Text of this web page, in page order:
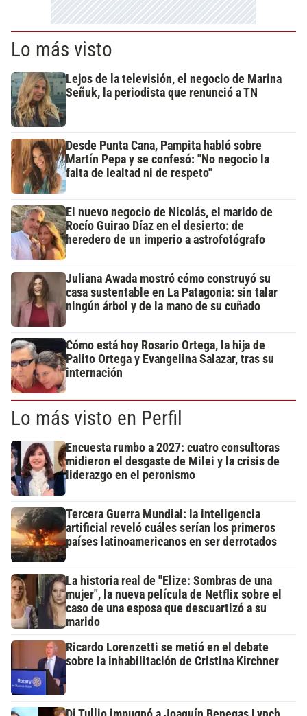
Lo más visto
Lejos de la televisión, el negocio de Marina
Señuk, la periodista que renunció a TN
Desde Punta Cana, Pampita habló sobre
Martín Pepa y se confesó: "No negocio la
falta de lealtad ni de respeto"
El nuevo negocio de Nicolás, el marido de
Rocío Guirao Díaz en el desierto: de
heredero de un imperio a astrofotógrafo
Juliana Awada mostró cómo construyó su
casa sustentable en La Patagonia: sin talar
ningún árbol y de la mano de su cuñado
Cómo está hoy Rosario Ortega, la hija de
Palito Ortega y Evangelina Salazar, tras su
internación
Lo más visto en Perfil
Encuesta rumbo a 2027: cuatro consultoras
midieron el desgaste de Milei y la crisis de
liderazgo en el peronismo
Tercera Guerra Mundial: la inteligencia
artificial reveló cuáles serían los primeros
países latinoamericanos en ser derrotados
La historia real de "Elize: Sombras de una
mujer", la nueva película de Netflix sobre el
caso de una esposa que descuartizó a su
marido
Ricardo Lorenzetti se metió en el debate
sobre la inhabilitación de Cristina Kirchner